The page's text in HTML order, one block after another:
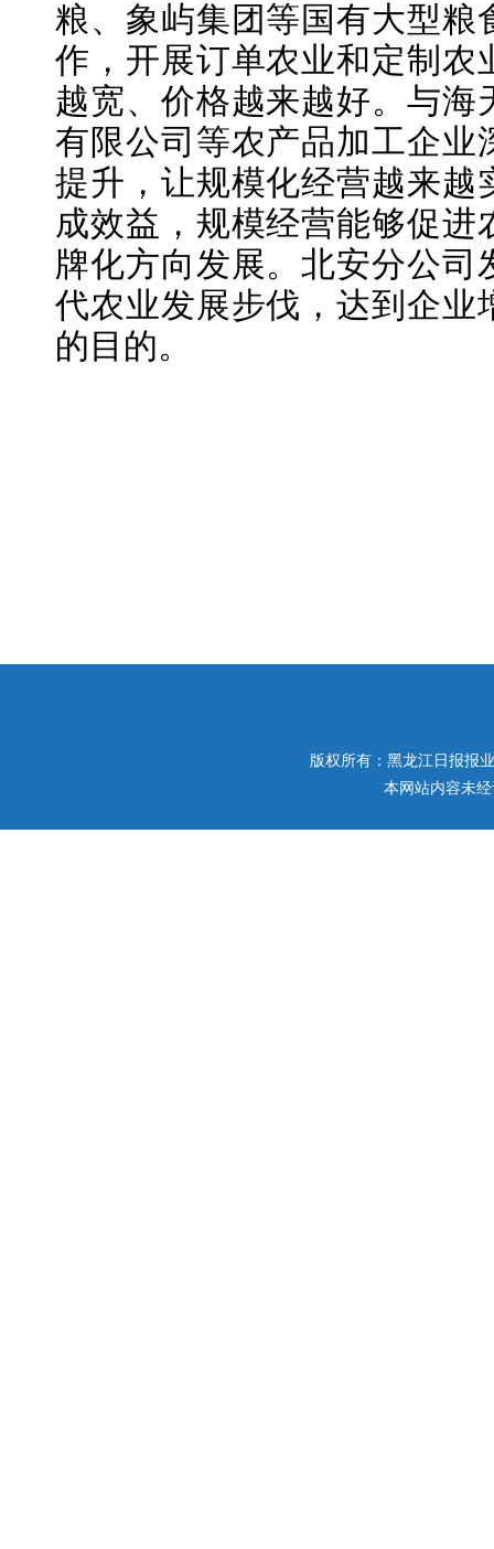
粮、象屿集团等国有大型粮
作，开展订单农业和定制农
越宽、价格越来越好。与
有限公司等农产品加工企业
提升，让规模化经营越来越
成效益，规模经营能够促
牌化方向发展。北安分公
代农业发展步伐，达到企业
的目的。
版权所有：黑龙江日报报
本网站内容未